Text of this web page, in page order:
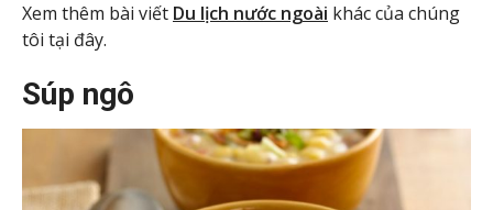
Xem thêm bài viết Du lịch nước ngoài khác của chúng
tôi tại đây.
Súp ngô